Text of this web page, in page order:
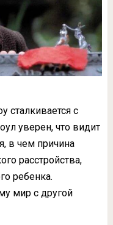
сталкивается с
уверен, что видит
в чем причина
расстройства,
ребенка.
мир с другой